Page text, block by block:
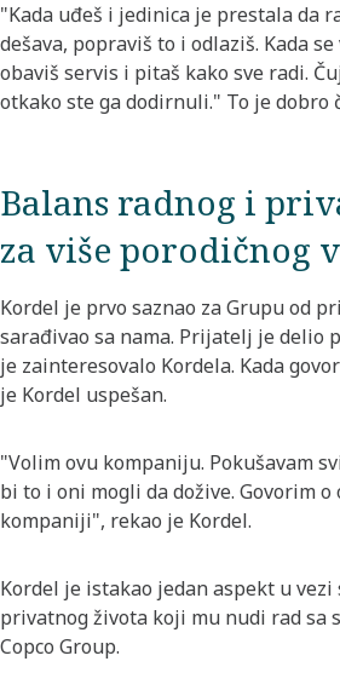
"Kada uđeš i jedinica je prestala da
dešava, popraviš to i odlaziš. Kada
obaviš servis i pitaš kako sve radi.
otkako ste ga dodirnuli." To je dobro
Balans radnog i
za više porodičnog
Kordel je prvo saznao za Grupu od
sarađivao sa nama. Prijatelj je delio
je zainteresovalo Kordela. Kada
je Kordel uspešan.
"Volim ovu kompaniju. Pokušavam
bi to i oni mogli da dožive. Govorim
kompaniji", rekao je Kordel.
Kordel je istakao jedan aspekt u
privatnog života koji mu nudi rad sa
Copco Group.